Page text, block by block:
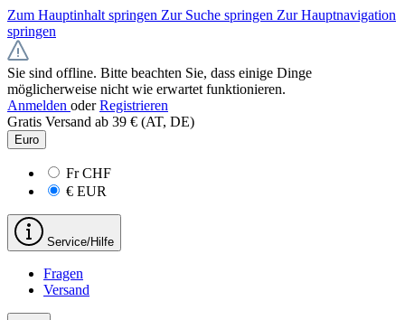
Zum Hauptinhalt springen Zur Suche springen Zur Hauptnavigation
springen
Sie sind offline. Bitte beachten Sie, dass einige Dinge
möglicherweise nicht wie erwartet funktionieren.
Anmelden oder Registrieren
Gratis Versand ab 39 € (AT, DE)
Euro
FrCHF
€ EUR
Service/Hilfe
Fragen
Versand